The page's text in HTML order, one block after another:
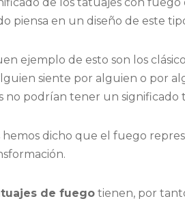
de los tatuajes con
piensa en un diseño de este
ejemplo de esto son los
siente por alguien o por
no podrían tener un significado
hemos dicho que el fuego
de fuego tienen, por